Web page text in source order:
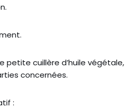
petite cuillère d’huile végétale,
concernées.
: